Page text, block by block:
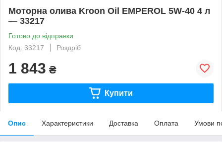
Моторна олива Kroon Oil EMPEROL 5W-40 4 л
— 33217
Готово до відправки
Код: 33217
Роздріб
1 843 ₴
Купити
Опис Характеристики Доставка Оплата Умови